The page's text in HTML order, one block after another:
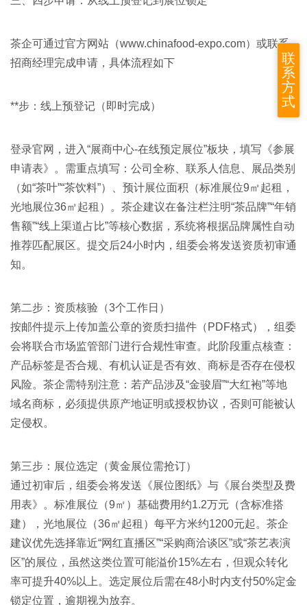
茶企可通过官方网站（www.chinafood-expo.com）或联系
招商经理完成申请，具体流程如下
**步：线上预登记（即时完成）
登录官网，进入“展商中心-在线预定展位”板块，填写《参展
申请表》。需重点填写：公司全称、联系人信息、展品类别
（如“茶叶”“茶饮料”）、预计展位面积（标准展位9㎡起租，
光地展位36㎡起租）
。茶企建议在备注栏注明“茶品牌”“年销
售额”“线上渠道占比”等核心数据，系统将根据品牌属性自动
推荐匹配展区。提交后24小时内，组委会将发送资质初审通
知。
第二步：资质核验（3个工作日）
按邮件提示上传加盖公章的资质扫描件（PDF格式），组委
会将联合市场监管部门进行合规性审查。此阶段重点核查：
产品标签是否合规、有机认证是否有效、商标是否存在侵权
风险。茶企需特别注意：若产品涉及“金骏眉”“大红袍”等地
域名商标，必须提供原产地证明或授权协议，否则可能被认
定侵权。
第三步：展位选定（黄金展位需抢订）
通过初审后，组委会将发送《展位图纸》与《展台类型及费
用表》。标准展位（9㎡）基础费用约1.2万元（含标准搭
建），光地展位（36㎡起租）每平方米约1200元起。茶企
建议优先选择靠近“网红直播区”“采购商洽谈区”或“茶艺表演
区”的展位，虽然这类位置可能溢价15%左右，但观众转化
率可提升40%以上 。选定展位后需在48小时内支付50%定金
锁定位置，逾期视为放弃。
联
系
方
式